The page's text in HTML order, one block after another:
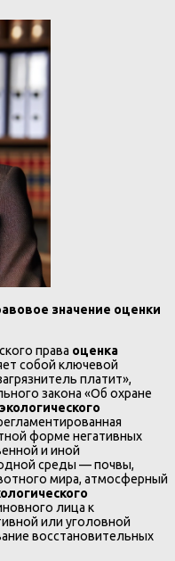
значение оценки
права оценка
собой ключевой
платит»,
закона «Об охране
форме негативных
и иной
среды — почвы,
мира, атмосферный
лица к
или уголовной
восстановительных